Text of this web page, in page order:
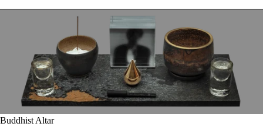
Login
Journal
About us
Buddhist Altar